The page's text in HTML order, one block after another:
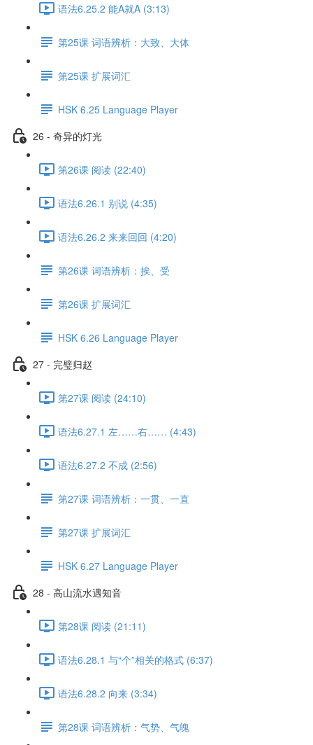
语法6.25.2 能A就A (3:13)
第25课 词语辨析：大致、大体
第25课 扩展词汇
HSK 6.25 Language Player
26 - 奇异的灯光
第26课 阅读 (22:40)
语法6.26.1 别说 (4:35)
语法6.26.2 来来回回 (4:20)
第26课 词语辨析：挨、受
第26课 扩展词汇
HSK 6.26 Language Player
27 - 完璧归赵
第27课 阅读 (24:10)
语法6.27.1 左……右…… (4:43)
语法6.27.2 不成 (2:56)
第27课 词语辨析：一贯、一直
第27课 扩展词汇
HSK 6.27 Language Player
28 - 高山流水遇知音
第28课 阅读 (21:11)
语法6.28.1 与“个”相关的格式 (6:37)
语法6.28.2 向来 (3:34)
第28课 词语辨析：气势、气魄